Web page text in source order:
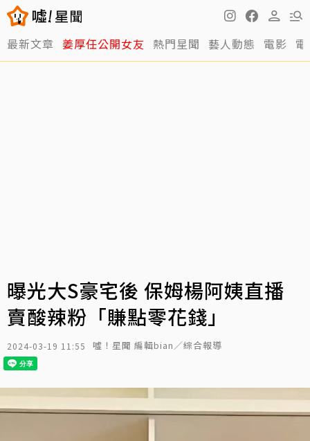
最新文章 姜厚任公開女友 熱門星聞 藝人動態 電影
曝光大S豪宅後 保姆楊阿姨直播
賣酸辣粉「賺點零花錢」
2024-03-19 11:55 噓！星聞 編輯bian／綜合報導